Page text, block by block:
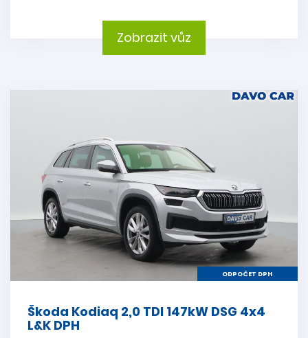
Zobrazit vůz
ODPOČET DPH
Škoda Kodiaq 2,0 TDI 147kW DSG 4x4
L&K DPH